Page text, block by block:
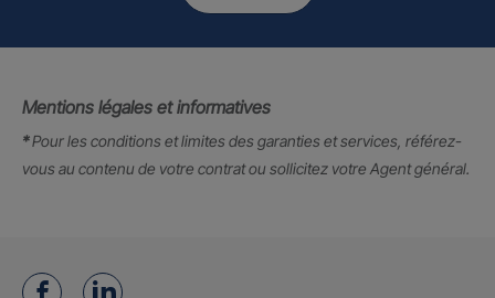
Mentions légales et informatives
*Pour les conditions et limites des garanties et services, référez-
vous au contenu de votre contrat ou sollicitez votre Agent général.